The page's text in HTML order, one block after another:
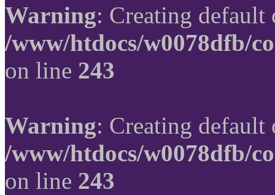
Warning: Creating
/www/htdocs/w0078dfb/
on line 243
Warning: Creating
/www/htdocs/w0078dfb/
on line 243